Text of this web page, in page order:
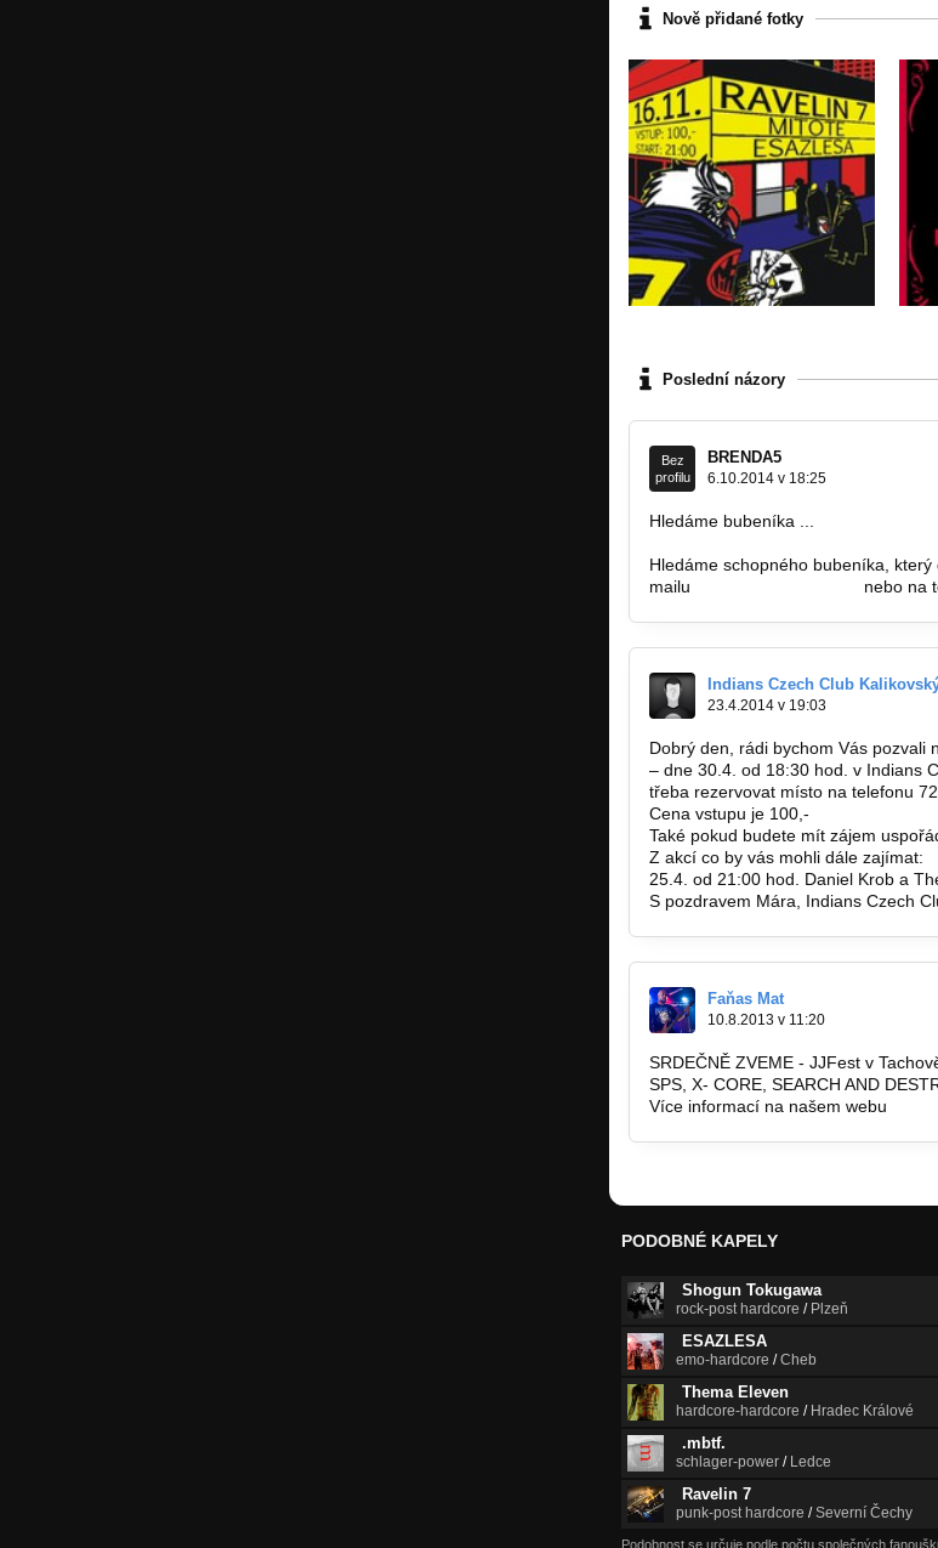
Nově přidané fotky
Poslední názory
Bez
profilu
BRENDA5
6.10.2014 v 18:25
Hledáme bubeníka ...
Hledáme schopného bubeníka,
mailu
nebo na
Indians Czech Club
23.4.2014 v 19:03
Dobrý den, rádi bychom Vás pozvali
– dne 30.4. od 18:30 hod. v Indians
třeba rezervovat místo na telefonu
Cena vstupu je 100,-
Také pokud budete mít zájem
Z akcí co by vás mohli dále zajímat:
25.4. od 21:00 hod. Daniel Krob a
S pozdravem Mára, Indians Czech
Faňas Mat
10.8.2013 v 11:20
SRDEČNĚ ZVEME - JJFest v
SPS, X- CORE, SEARCH AND
Více informací na našem webu
PODOBNÉ KAPELY
Shogun Tokugawa
rock-post hardcore / Plzeň
ESAZLESA
emo-hardcore /Cheb
Thema Eleven
hardcore-hardcore / Hradec Králové
.mbtf.
schlager-power / Ledce
Ravelin 7
punk-post hardcore /Severní Čechy
Podobnost se určuje podle počtu společných